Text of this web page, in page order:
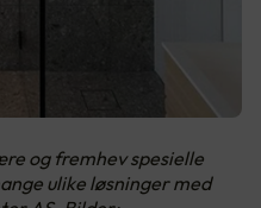
og fremhev spesielle
ulike løsninger med